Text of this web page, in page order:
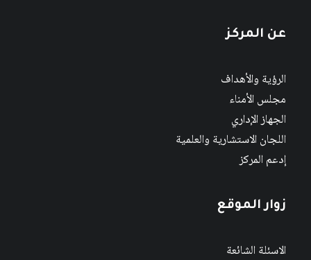
عن المركز
الرؤية والأهداف
مجلس الأمناء
الجهاز الإداري
اللجان الاستشارية والعلمية
إدعم المركز
زوار الموقع
الاسئلة الشائعة